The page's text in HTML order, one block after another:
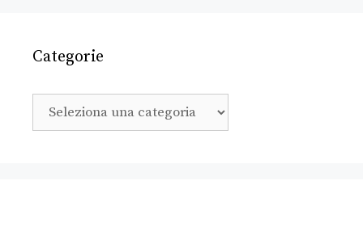
Categorie